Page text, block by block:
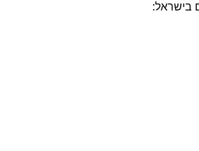
בישראל: